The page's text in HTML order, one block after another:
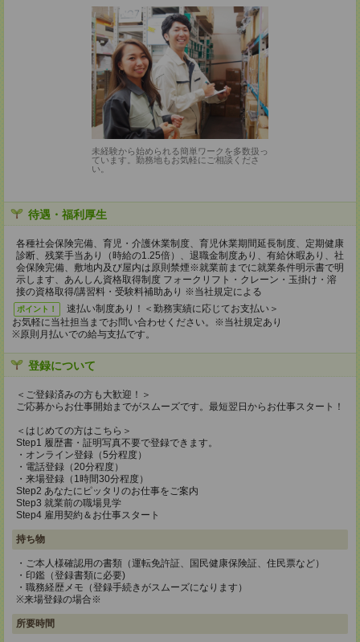
未経験から始められる簡単ワークを多数扱っ
ています。勤務地もお気軽にご相談くださ
い。
待遇・福利厚生
各種社会保険完備、育児・介護休業制度、育児休業期間延長制度、定期健康
診断、残業手当あり（時給の1.25倍）、退職金制度あり、有給休暇あり、社
会保険完備、敷地内及び屋内は原則禁煙※就業前までに就業条件明示書で明
示します、あんしん資格取得制度 フォークリフト・クレーン・玉掛け・溶
接の資格取得/講習料・受験料補助あり ※当社規定による
ポイント！
速払い制度あり！＜勤務実績に応じてお支払い＞
お気軽に当社担当までお問い合わせください。※当社規定あり
※原則月払いでの給与支払です。
登録について
＜ご登録済みの方も大歓迎！＞
ご応募からお仕事開始までがスムーズです。最短翌日からお仕事スタート！
＜はじめての方はこちら＞
Step1 履歴書・証明写真不要で登録できます。
・オンライン登録（5分程度）
・電話登録（20分程度）
・来場登録（1時間30分程度）
Step2 あなたにピッタリのお仕事をご案内
Step3 就業前の職場見学
Step4 雇用契約＆お仕事スタート
持ち物
・ご本人様確認用の書類（運転免許証、国民健康保険証、住民票など）
・印鑑（登録書類に必要)
・職務経歴メモ（登録手続きがスムーズになります）
※来場登録の場合※
所要時間